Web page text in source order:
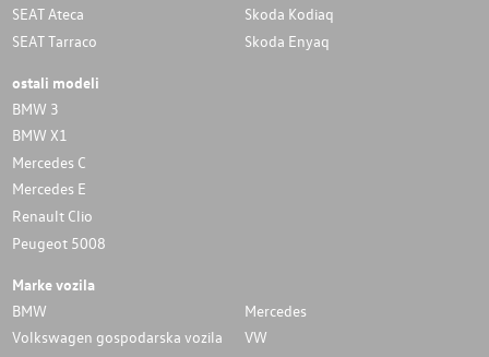
SEAT Ateca
SEAT Tarraco
Skoda Kodiaq
Skoda Enyaq
ostali modeli
BMW 3
BMW X1
Mercedes C
Mercedes E
Renault Clio
Peugeot 5008
Marke vozila
BMW
Mercedes
Volkswagen gospodarska vozila
VW